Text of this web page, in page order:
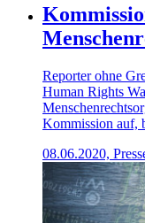
Reporter ohne
Human Rights
Kommission auf,
08.06.2020,